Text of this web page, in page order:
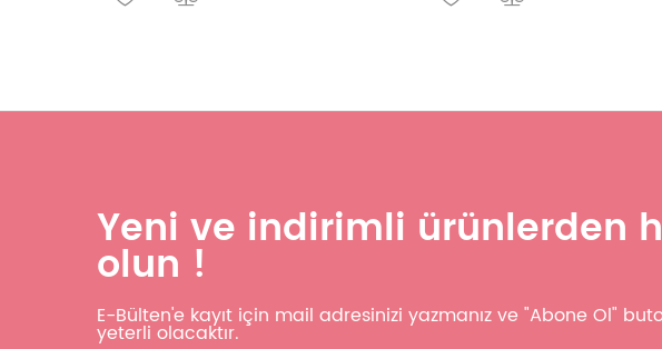
Yeni ve indirimli ürünlerden
olun !
E-Bülten'e kayıt için mail adresinizi yazmanız ve "Abone Ol"
yeterli olacaktır.